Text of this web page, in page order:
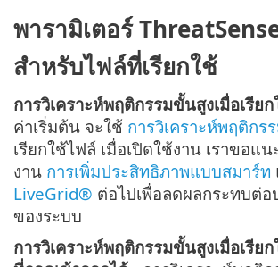
พารามิเตอร์
สำหรับไฟล์ที่เรียกใช้
การวิเคราะห์พฤติกรรมขั้นสูงเมื่อเรีย
ค่าเริ่มต้น จะใช้ การวิเคราะห์พฤติกร
เรียกใช้ไฟล์ เมื่อเปิดใช้งาน เราขอแ
งาน การเพิ่มประสิทธิภาพแบบสมาร์ท
LiveGrid® ต่อไปเพื่อลดผลกระทบต่
ของระบบ
การวิเคราะห์พฤติกรรมขั้นสูงเมื่อเรีย